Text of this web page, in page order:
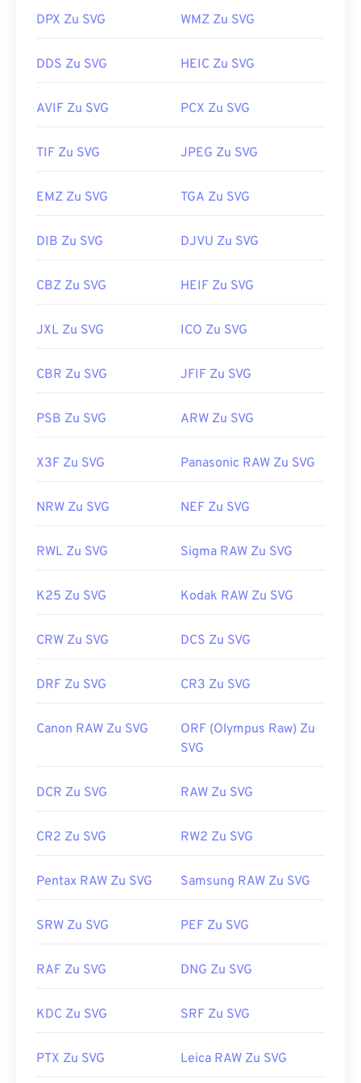
SVG-Dateien können mit Adobe-Programmen
dazu zunächst das Plug-in „SVG Kitfür Adobe
möglich. Für die Konvertierung in Nicht-Vektor-
oder„SVG zu PDF“
. Für die Konvertierung in
Tools „SVG zu JPG“ „SVG zu PNG“
Entwickelt von:
World Wide Web Consortium
Erstveröffentlichung:
4. September 2001
https://en.wikipedia.org/wiki/Scalable_Vector_Graphics
DPX Zu SVG WMZ Zu SVG
DDS Zu SVG HEIC Zu SVG
AVIF Zu SVG PCX Zu SVG
TIF Zu SVG JPEG Zu SVG
EMZ Zu SVG TGA Zu SVG
DIB Zu SVG DJVU Zu SVG
CBZ Zu SVG HEIF Zu SVG
JXL Zu SVG ICO Zu SVG
CBR Zu SVG JFIF Zu SVG
PSB Zu SVG ARW Zu SVG
X3F Zu SVG Panasonic RAW Zu SVG
NRW Zu SVG NEF Zu SVG
RWL Zu SVG Sigma RAW Zu SVG
K25 Zu SVG Kodak RAW Zu SVG
CRW Zu SVG DCS Zu SVG
DRF Zu SVG CR3 Zu SVG
Canon RAW Zu SVG
ORF (Olympus Raw) Zu
SVG
DCR Zu SVG RAW Zu SVG
CR2 Zu SVG RW2 Zu SVG
Pentax RAW Zu SVG Samsung RAW Zu SVG
SRW Zu SVG PEF Zu SVG
RAF Zu SVG DNG Zu SVG
KDC Zu SVG SRF Zu SVG
PTX Zu SVG Leica RAW Zu SVG